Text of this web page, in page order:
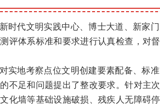
时代文明实践中心、博士大道、新家门
评体系标准和要求进行认真检查，对督
实地考察点位文明创建要素配备、标准
不足和问题提出了整改要求。针对主次
化墙等基础设施破损、残疾人无障碍停